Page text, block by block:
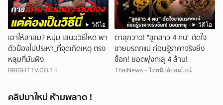
วิดีโอ
เอาให้สาสม? หนุ่ม เสนอวิธีโหด พา
ตัวป๋องไปประหา_ที่จุดเกิดเหตุ ตรง
หลุมที่มันฝัง
BRIGHTTV.CO.TH
วิดีโอ
ตาลุกวาว! "ลูกสาว 4 คน" ตัดใจ
ขายมรดกแม่ ก่อนรู้ราคาจริงยิ่ง
ช็อก! ยอดพุ่งทะลุ 4 ล้าน!
ThaiNews - ไทยนิวส์ออนไลน์
คลิปมาใหม่ ห้ามพลาด !